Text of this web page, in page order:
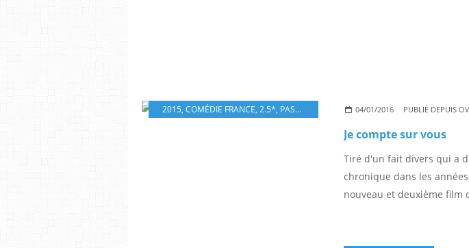
2015, COMÉDIE FRANCE, 2.5*, PASCAL ELBÉ VINCENT ELBAZ ZABOU
04/01/2016 PUBLIÉ DEPUIS
Je compte sur vous
Tiré d'un fait divers qui a
chronique dans les
nouveau et deuxième film